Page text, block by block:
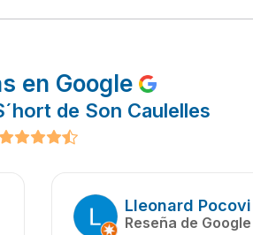
en Google
de Son Caulelles
Lleonard Pocovi
Reseña de Google